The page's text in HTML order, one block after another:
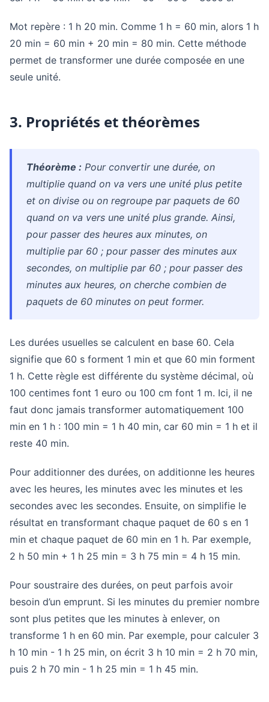
Mot repère : 1 h 20 min. Comme 1 h = 60 min, alors 1 h
20 min = 60 min + 20 min = 80 min. Cette méthode
permet de transformer une durée composée en une
seule unité.
3. Propriétés et théorèmes
Théorème : Pour convertir une durée, on
multiplie quand on va vers une unité plus petite
et on divise ou on regroupe par paquets de 60
quand on va vers une unité plus grande. Ainsi,
pour passer des heures aux minutes, on
multiplie par 60 ; pour passer des minutes aux
secondes, on multiplie par 60 ; pour passer des
minutes aux heures, on cherche combien de
paquets de 60 minutes on peut former.
Les durées usuelles se calculent en base 60. Cela
signifie que 60 s forment 1 min et que 60 min forment
1 h. Cette règle est différente du système décimal, où
100 centimes font 1 euro ou 100 cm font 1 m. Ici, il ne
faut donc jamais transformer automatiquement 100
min en 1 h : 100 min = 1 h 40 min, car 60 min = 1 h et il
reste 40 min.
Pour additionner des durées, on additionne les heures
avec les heures, les minutes avec les minutes et les
secondes avec les secondes. Ensuite, on simplifie le
résultat en transformant chaque paquet de 60 s en 1
min et chaque paquet de 60 min en 1 h. Par exemple,
2 h 50 min + 1 h 25 min = 3 h 75 min = 4 h 15 min.
Pour soustraire des durées, on peut parfois avoir
besoin d’un emprunt. Si les minutes du premier nombre
sont plus petites que les minutes à enlever, on
transforme 1 h en 60 min. Par exemple, pour calculer 3
h 10 min - 1 h 25 min, on écrit 3 h 10 min = 2 h 70 min,
puis 2 h 70 min - 1 h 25 min = 1 h 45 min.